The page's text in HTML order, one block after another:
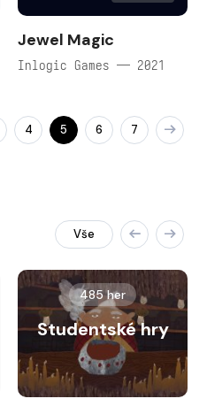
Jewel Magic
Inlogic Games — 2021
4 5 6 7
Vše
485 her
Studentské hry